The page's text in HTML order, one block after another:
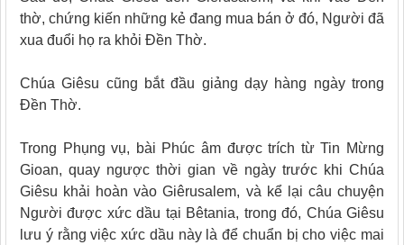
thờ, chứng kiến những kẻ đang mua bán ở đó, Người đã
xua đuổi họ ra khỏi Ðền Thờ.
Chúa Giêsu cũng bắt đầu giảng dạy hàng ngày trong
Đền Thờ.
Trong Phụng vụ, bài Phúc âm được trích từ Tin Mừng
Gioan, quay ngược thời gian về ngày trước khi Chúa
Giêsu khải hoàn vào Giêrusalem, và kể lại câu chuyện
Người được xức dầu tại Bêtania, trong đó, Chúa Giêsu
lưu ý rằng việc xức dầu này là để chuẩn bị cho việc mai